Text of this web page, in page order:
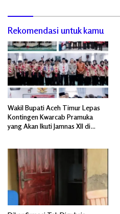
Rekomendasi untuk kamu
Wakil Bupati Aceh Timur Lepas
Kontingen Kwarcab Pramuka
yang Akan Ikuti Jamnas XII di